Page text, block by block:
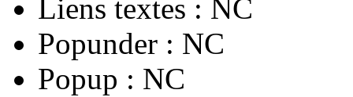
Liens textes : NC
Popunder : NC
Popup : NC